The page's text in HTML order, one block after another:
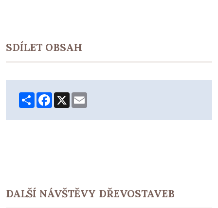
SDÍLET OBSAH
ShareFacebook
X
DALŠÍ NÁVŠTĚVY DŘEVOSTAVEB